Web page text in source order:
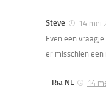
Steve
14 mei
Even een
er misschien
Ria NL
14